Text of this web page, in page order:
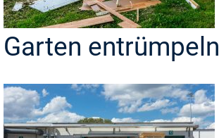
Garten entrümpeln